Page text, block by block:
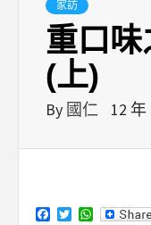
家訪
重口
(上)
By 國仁 12 年
Facebook
Twitter